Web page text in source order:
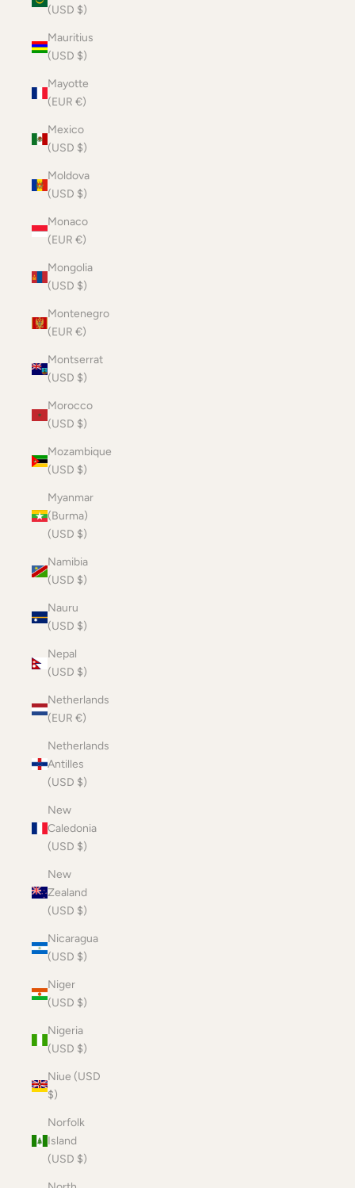
(USD $)
Mauritius
(USD $)
Mayotte
(EUR €)
Mexico
(USD $)
Moldova
(USD $)
Monaco
(EUR €)
Mongolia
(USD $)
Montenegro
(EUR €)
Montserrat
(USD $)
Morocco
(USD $)
Mozambique
(USD $)
Myanmar
(Burma)
(USD $)
Namibia
(USD $)
Nauru
(USD $)
Nepal
(USD $)
Netherlands
(EUR €)
Netherlands
Antilles
(USD $)
New
Caledonia
(USD $)
New
Zealand
(USD $)
Nicaragua
(USD $)
Niger
(USD $)
Nigeria
(USD $)
Niue (USD
$)
Norfolk
Island
(USD $)